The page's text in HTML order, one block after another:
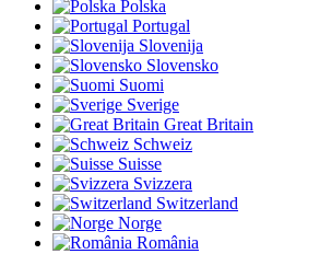
Polska
Portugal
Slovenija
Slovensko
Suomi
Sverige
Great Britain
Schweiz
Suisse
Svizzera
Switzerland
Norge
România